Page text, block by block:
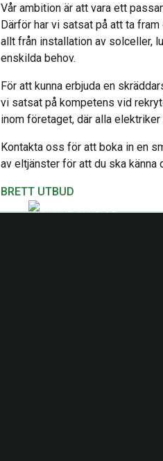
Vår ambition är att vara ett
Därför har vi satsat på att ta
allt från installation av solceller,
enskilda behov.
För att kunna erbjuda en
vi satsat på kompetens vid
inom företaget, där alla
Kontakta oss för att boka in en
av eltjänster för att du ska
BRETT UTBUD